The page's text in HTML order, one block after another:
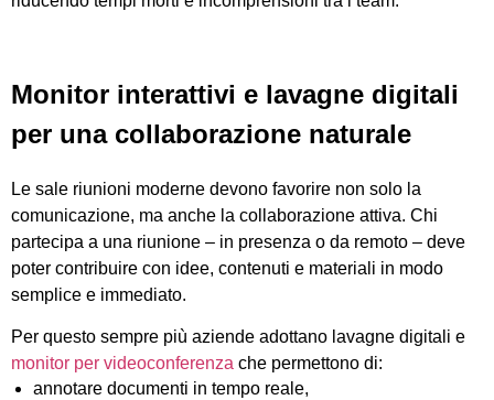
Monitor interattivi e lavagne digitali
per una collaborazione naturale
Le sale riunioni moderne devono favorire non solo la
comunicazione, ma anche la collaborazione attiva. Chi
partecipa a una riunione – in presenza o da remoto – deve
poter contribuire con idee, contenuti e materiali in modo
semplice e immediato.
Per questo sempre più aziende adottano lavagne digitali e
monitor per videoconferenza che permettono di:
annotare documenti in tempo reale,